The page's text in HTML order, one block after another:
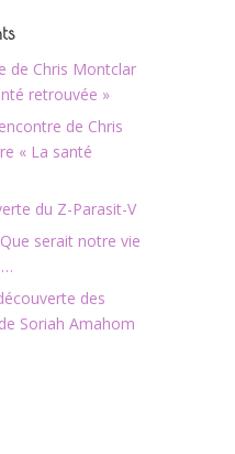
de Chris Montclar
retrouvée »
de Chris
« La santé
du Z-Parasit-V
Que serait notre vie
des
Soriah Amahom